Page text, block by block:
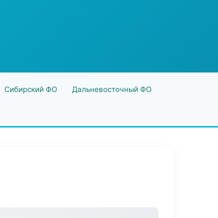
Сибирский ФО Дальневосточный ФО